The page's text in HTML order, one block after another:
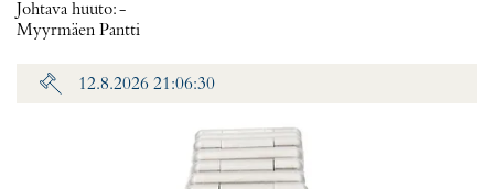
Johtava huuto:-
Myyrmäen Pantti
12.8.2026 21:06:30